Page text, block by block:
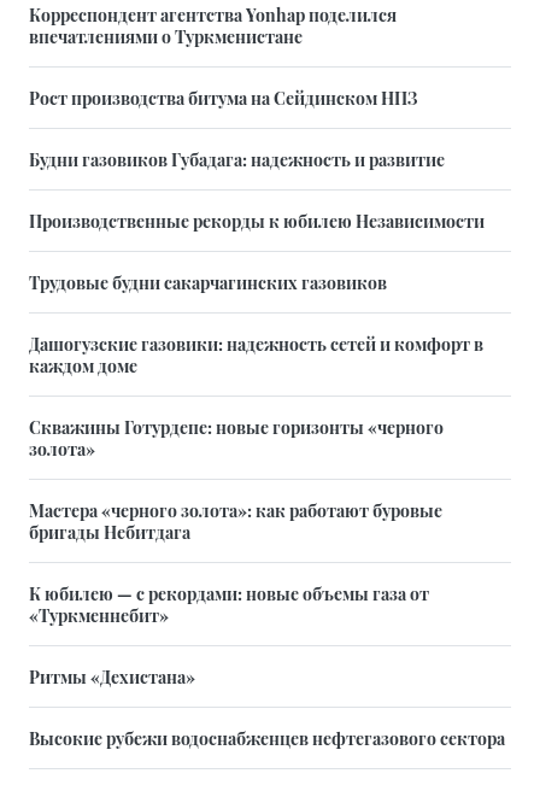
Корреспондент агентства Yonhap поделился
впечатлениями о Туркменистане
Рост производства битума на Сейдинском НПЗ
Будни газовиков Губадага: надежность и развитие
Производственные рекорды к юбилею Независимости
Трудовые будни сакарчагинских газовиков
Дашогузские газовики: надежность сетей и комфорт в
каждом доме
Скважины Готурдепе: новые горизонты «черного
золота»
Мастера «черного золота»: как работают буровые
бригады Небитдага
К юбилею — с рекордами: новые объемы газа от
«Туркменнебит»
Ритмы «Дехистана»
Высокие рубежи водоснабженцев нефтегазового сектора